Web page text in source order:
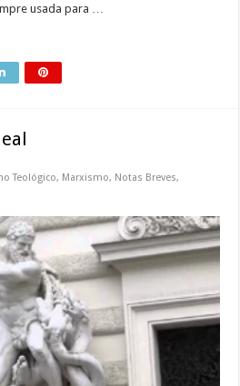
usada para …
Teológico, Marxismo, Notas Breves,